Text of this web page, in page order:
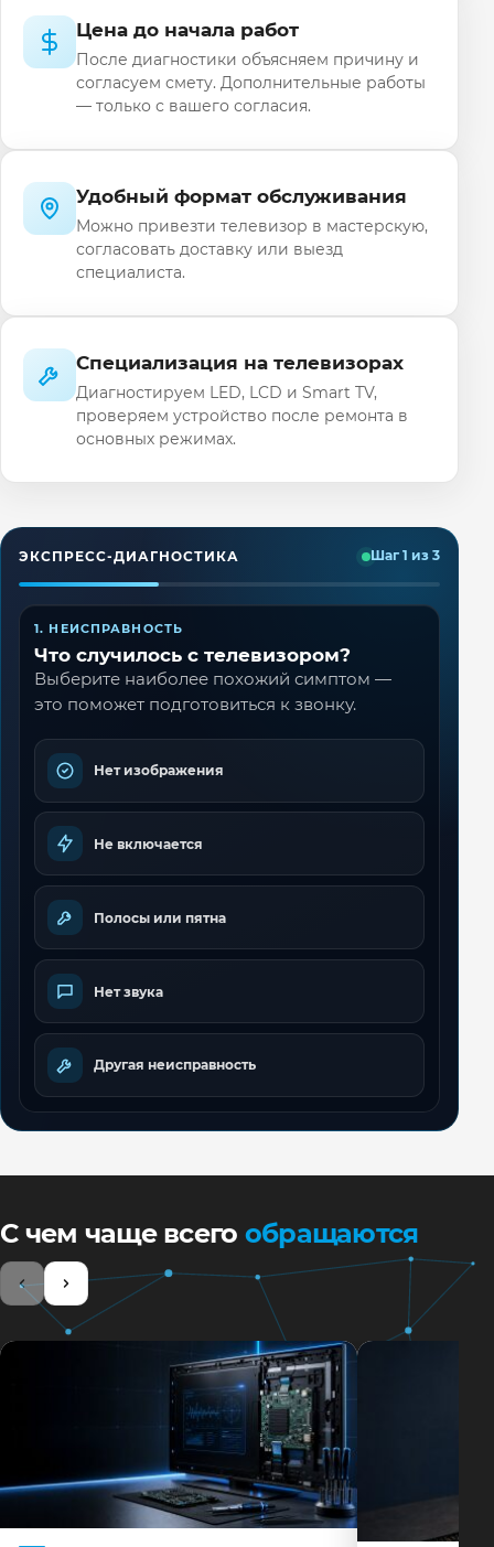
Цена до начала работ
После диагностики объясняем причину и
согласуем смету. Дополнительные работы
— только с вашего согласия.
Удобный формат обслуживания
Можно привезти телевизор в мастерскую,
согласовать доставку или выезд
специалиста.
Специализация на телевизорах
Диагностируем LED, LCD и Smart TV,
проверяем устройство после ремонта в
основных режимах.
ЭКСПРЕСС-ДИАГНОСТИКА Шаг 1 из 3
1. НЕИСПРАВНОСТЬ
Что случилось с телевизором?
Выберите наиболее похожий симптом —
это поможет подготовиться к звонку.
Нет изображения
Не включается
Полосы или пятна
Нет звука
Другая неисправность
С чем чаще всего обращаются